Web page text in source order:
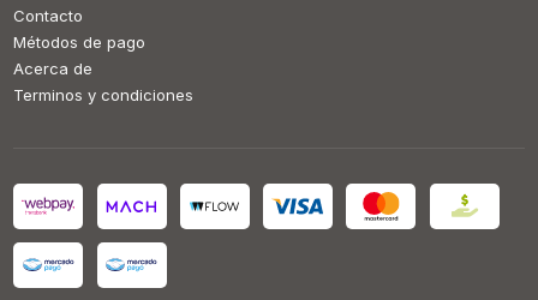
Contacto
Métodos de pago
Acerca de
Terminos y condiciones